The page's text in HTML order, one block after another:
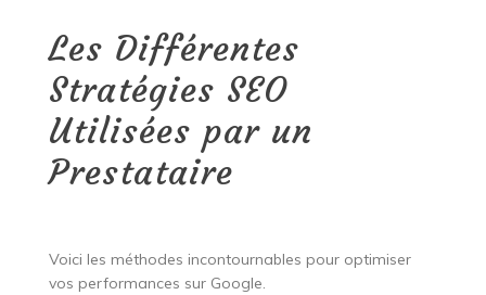
Les Différentes
Stratégies SEO
Utilisées par un
Prestataire
Voici les méthodes incontournables pour optimiser
vos performances sur Google.